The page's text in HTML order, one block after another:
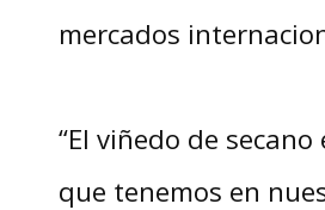
mercados
“El viñedo de secano
que tenemos en